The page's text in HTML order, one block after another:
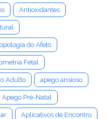
Antioxidantes
do Afeto
Fetal
Adulto apego ansioso
Apego Pré-Natal
Aplicativos de Encontro